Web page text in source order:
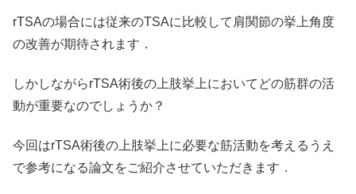
rTSAの場合には従来のTSAに比較して肩関節の挙上角度
の改善が期待されます．
しかしながらrTSA術後の上肢挙上においてどの筋群の活
動が重要なのでしょうか？
今回はrTSA術後の上肢挙上に必要な筋活動を考えるうえ
で参考になる論文をご紹介させていただきます．